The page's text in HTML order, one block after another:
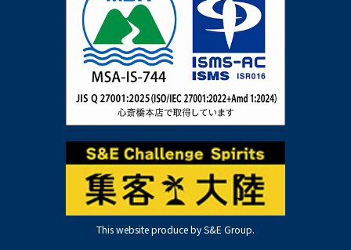
This website produce by S&E Group.